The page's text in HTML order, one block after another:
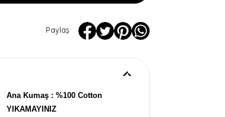
Paylaş
Ana Kumaş : %100 Cotton
YIKAMAYINIZ